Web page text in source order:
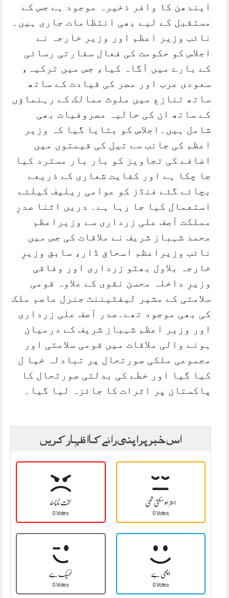
ایندھن کا وافر ذخیرہ موجود ہے جس کے
مستقبل کے لیے بھی انتظامات جاری ہیں۔
نائب وزیر اعظم اور وزیر خارجہ نے
اجلاس کو حکومت کی فعال سفارتی رسائی
کے بارے میں آگاہ کیا، جس میں ترکیہ،
سعودی عرب اور مصر کی قیادت کے ساتھ
ساتھ تنازع میں ملوث ممالک کے رہنماؤں
کے ساتھ ان کی حالیہ مصروفیات بھی
شامل ہیں۔اجلاس کو بتایا گیا کہ وزیر
اعظم کی جانب سے تیل کی قیمتوں میں
اضافے کی تجاویز کو بار بار مسترد کیا
جا چکا ہے اور کفایت شعاری کے ذریعے
بچائے گئے فنڈز کو عوامی ریلیف کیلئے
استعمال کیا جا رہا ہے۔ دریں اثنا صدرِ
مملکت آصف علی زرداری سے وزیراعظم
محمد شہباز شریف نے ملاقات کی جس میں
نائب وزیراعظم اسحاق ڈار، سابق وزیرِ
خارجہ بلاول بھٹو زرداری اور وفاقی
وزیرِ داخلہ محسن نقوی کے علاوہ قومی
سلامتی کے مشیر لیفٹیننٹ جنرل عاصم ملک
کی بھی موجود تھے۔صدر آصف علی زرداری
اور وزیر اعظم شہباز شریف کے درمیان
ہونے والی ملاقات میں قومی سلامتی اور
مجموعی ملکی صورتحال پر تبادلہ خیا ل
کیا گیا اور خطے کی بدلتی صورتحال کا
پاکستان پر اثرات کا جائزہ لیا گیا۔
اس خبر پر اپنی رائے کا اظہار کریں
سخت نا پسند
0 Votes
بہتر ہو سکتی تھی
0 Votes
ٹھیک ہے
0 Votes
اچھی ہے
0 Votes